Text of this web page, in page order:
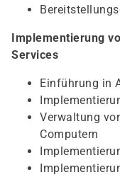
Implementierung
Services
Einführung in
Verwaltung
Computern